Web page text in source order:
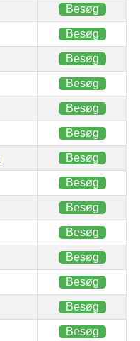
Besøg
Besøg
Besøg
Besøg
Besøg
Besøg
Besøg
Besøg
Besøg
Besøg
Besøg
Besøg
Besøg
Besøg